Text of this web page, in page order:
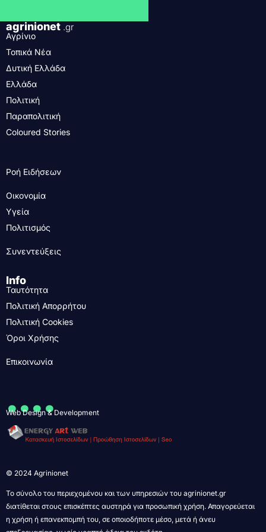
agrinionet .gr
Αγρίνιο
Τοπικά Νέα
Δυτική Ελλάδα
Ελλάδα
Πολιτική
Παραπολιτική
Coloured Stories
Ροή Ειδήσεων
Οικονομία
Υγεία
Πολιτισμός
Συνεντεύξεις
Info
Ταυτότητα
Πολιτική Απορρήτου
Πολιτική Cookies
Όροι Χρήσης
Επικοινωνία
....
Web Design & Development
© 2024 Agrinionet
Το σύνολο του περιεχομένου και των υπηρεσιών του agrinionet.gr
διατίθεται στους επισκέπτες αυστηρά για προσωπική χρήση. Απαγορεύεται
η χρήση ή επανεκπομπή του, σε οποιοδήποτε μέσο, μετά ή άνευ